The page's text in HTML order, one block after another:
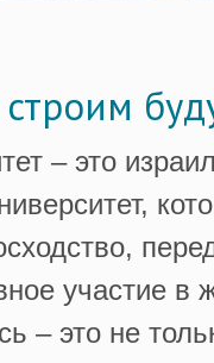
– это
участие в
– это не